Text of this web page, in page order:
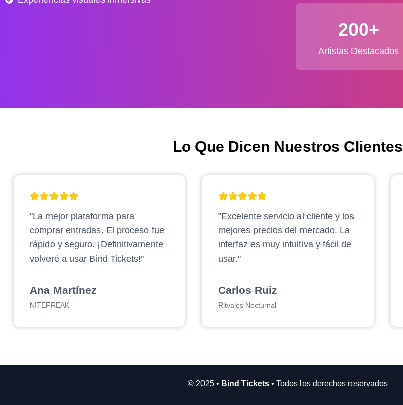
h
0
0
.
200+
Artistas Destacados
Lo Que Dicen Nuestros Clientes
"La mejor plataforma para
comprar entradas. El proceso fue
rápido y seguro. ¡Definitivamente
volveré a usar Bind Tickets!"
Ana Martínez
NITEFREAK
"Excelente servicio al cliente y los
mejores precios del mercado. La
interfaz es muy intuitiva y fácil de
usar."
Carlos Ruiz
Ritvales Nocturnal
© 2025 • Bind Tickets • Todos los derechos reservados